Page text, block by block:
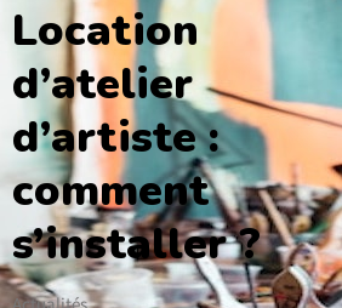
Location
d’atelier
d’artiste :
comment
s’installer ?